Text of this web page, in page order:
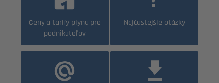
Ceny a tarify plynu pre
podnikateľov
Najčastejšie otázky